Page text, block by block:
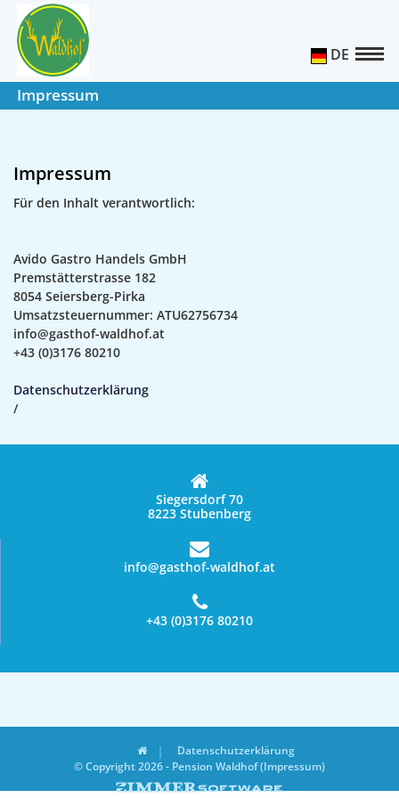
DE
Impressum
Impressum
Für den Inhalt verantwortlich:
Avido Gastro Handels GmbH
Premstätterstrasse 182
8054 Seiersberg-Pirka
Umsatzsteuernummer: ATU62756734
info@gasthof-waldhof.at
+43 (0)3176 80210
Datenschutzerklärung
/
Siegersdorf 70
8223 Stubenberg
info@gasthof-waldhof.at
+43 (0)3176 80210
Datenschutzerklärung
© Copyright 2026 - Pension Waldhof (Impressum)